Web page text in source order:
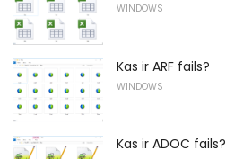
WINDOWS
Kas ir ARF fails?
WINDOWS
Kas ir ADOC fails?